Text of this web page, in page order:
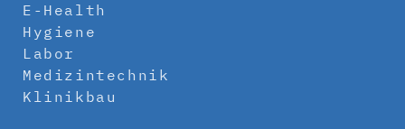
E-Health
Hygiene
Labor
Medizintechnik
Klinikbau